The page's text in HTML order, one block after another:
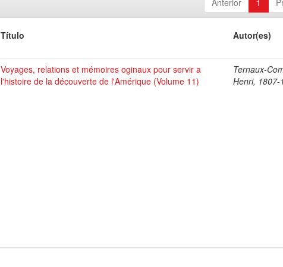
Anterior 1
Título Autor(es)
Voyages, relations et mémoires oginaux pour servir a
l'histoire de la découverte de l'Amérique (Volume 11)
Ternaux-
Henri, 1807-